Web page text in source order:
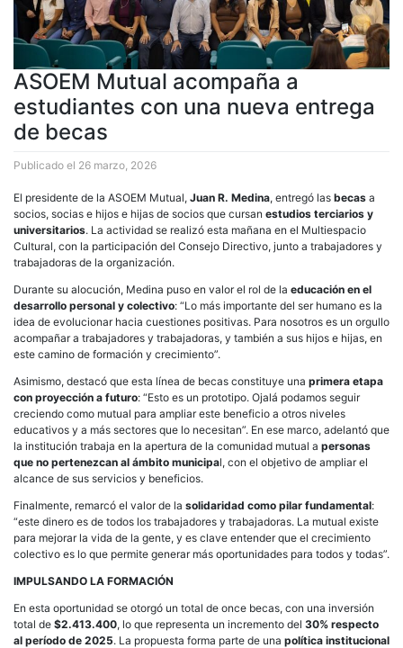
ASOEM Mutual acompaña a
estudiantes con una nueva entrega
de becas
Publicado el 26 marzo, 2026
El presidente de la ASOEM Mutual, Juan R. Medina, entregó las becas a
socios, socias e hijos e hijas de socios que cursan estudios terciarios y
universitarios. La actividad se realizó esta mañana en el Multiespacio
Cultural, con la participación del Consejo Directivo, junto a trabajadores y
trabajadoras de la organización.
Durante su alocución, Medina puso en valor el rol de la educación en el
desarrollo personal y colectivo: “Lo más importante del ser humano es la
idea de evolucionar hacia cuestiones positivas. Para nosotros es un orgullo
acompañar a trabajadores y trabajadoras, y también a sus hijos e hijas, en
este camino de formación y crecimiento”.
Asimismo, destacó que esta línea de becas constituye una primera etapa
con proyección a futuro: “Esto es un prototipo. Ojalá podamos seguir
creciendo como mutual para ampliar este beneficio a otros niveles
educativos y a más sectores que lo necesitan”. En ese marco, adelantó que
la institución trabaja en la apertura de la comunidad mutual a personas
que no pertenezcan al ámbito municipal, con el objetivo de ampliar el
alcance de sus servicios y beneficios.
Finalmente, remarcó el valor de la solidaridad como pilar fundamental:
“este dinero es de todos los trabajadores y trabajadoras. La mutual existe
para mejorar la vida de la gente, y es clave entender que el crecimiento
colectivo es lo que permite generar más oportunidades para todos y todas”.
IMPULSANDO LA FORMACIÓN
En esta oportunidad se otorgó un total de once becas, con una inversión
total de $2.413.400, lo que representa un incremento del 30% respecto
al período de 2025. La propuesta forma parte de una política institucional